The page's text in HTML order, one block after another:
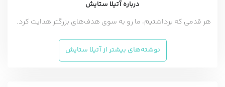
درباره آتیلا ستایش
هر قدمی که برداشتیم، ما رو به سوی هدف‌های بزرگتر هدایت کرد.
نوشته‌های بیشتر از آتیلا ستایش